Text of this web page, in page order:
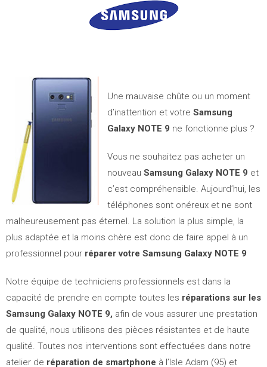
Une mauvaise chûte ou un moment
d’inattention et votre Samsung
Galaxy NOTE 9 ne fonctionne plus ?
Vous ne souhaitez pas acheter un
nouveau Samsung Galaxy NOTE 9 et
c’est compréhensible. Aujourd’hui, les
téléphones sont onéreux et ne sont
malheureusement pas éternel. La solution la plus simple, la
plus adaptée et la moins chère est donc de faire appel à un
professionnel pour réparer votre Samsung Galaxy NOTE 9
Notre équipe de techniciens professionnels est dans la
capacité de prendre en compte toutes les réparations sur les
Samsung Galaxy NOTE 9, afin de vous assurer une prestation
de qualité, nous utilisons des pièces résistantes et de haute
qualité. Toutes nos interventions sont effectuées dans notre
atelier de réparation de smartphone à l’Isle Adam (95) et